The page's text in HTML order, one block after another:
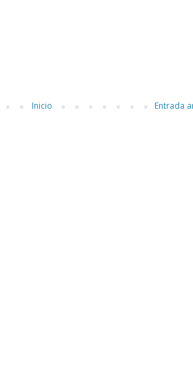
Entrada
Inicio